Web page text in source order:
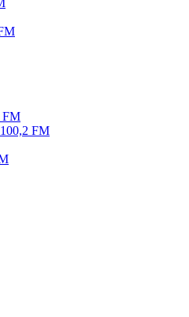
FM
FM